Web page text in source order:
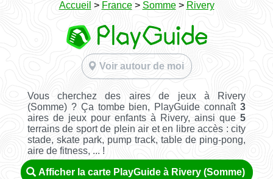
Accueil > France> Somme> Rivery
Voir autour de moi
Vous cherchez des aires de jeux à Rivery
(Somme) ? Ça tombe bien, PlayGuide connaît3
aires de jeux pour enfants à Rivery, ainsi que5
terrains de sport de plein air et en libre accès : city
stade, skate park, pump track, table de ping-pong,
aire de fitness, ... !
Afficher la carte PlayGuide à Rivery (Somme)